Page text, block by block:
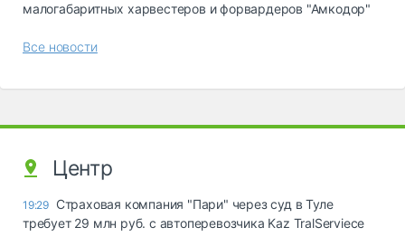
малогабаритных харвестеров и форвардеров "Амкодор"
Все новости
Центр
19:29 Страховая компания "Пари" через суд в Туле
требует 29 млн руб. с автоперевозчика Kaz TralServiece